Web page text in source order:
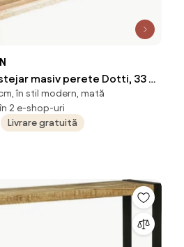
masiv perete Dotti, 33 ×
în stil modern, mată
2 e-shop-uri
Livrare gratuită